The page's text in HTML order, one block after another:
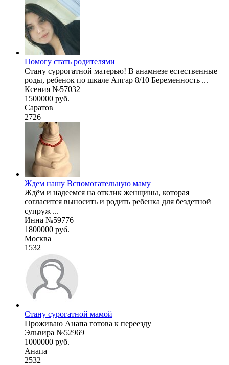
Помогу стать родителями
Стану суррогатной матерью! В анамнезе естественные
роды, ребенок по шкале Апгар 8/10 Беременность ...
Ксения №57032
1500000 руб.
Саратов
2726
Ждем нашу Вспомогательную маму
Ждём и надеемся на отклик женщины, которая
согласится выносить и родить ребенка для бездетной
супруж ...
Инна №59776
1800000 руб.
Москва
1532
Стану сурогатной мамой
Проживаю Анапа готова к переезду
Эльвира №52969
1000000 руб.
Анапа
2532